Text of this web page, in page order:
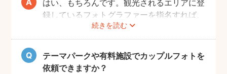
続きを読む
はい、もちろんです。観光されるエリアに登
録しているフォトグラファーを指名すれば、
旅行先でも撮影できます。
お好きな時間帯に撮影もできるので、是非と
も思い出に残るデートプランにしてください
ね！
テーマパークや有料施設でカップルフォトを
依頼できますか？